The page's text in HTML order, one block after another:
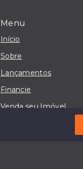
Menu
Início
Sobre
Lançamentos
Financie
Venda seu Imóvel